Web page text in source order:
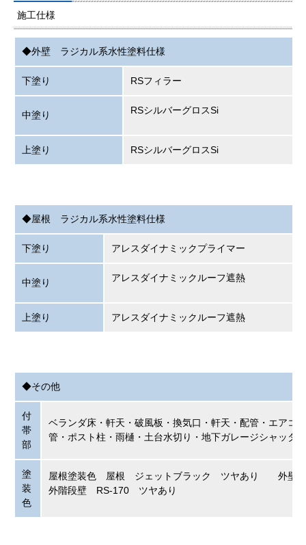
施工仕様
◆外壁 ラジカル系水性塗料仕様
下塗り RSフィラー
中塗り RSシルバーグロスSi
上塗り RSシルバーグロスSi
◆屋根 ラジカル系水性塗料仕様
下塗り アレスダイナミックプライマー
中塗り アレスダイナミックルーフ遮熱
上塗り アレスダイナミックルーフ遮熱
◆その他
付
帯
部
ベランダ床・軒天・破風板・換気口・軒天・配管・エアコ
管・ポスト柱・雨樋・土台水切り・地下ガレージシャッタ
塗
装
色
屋根塗装色 屋根 ジェットブラック ツヤあり 外
外階段壁 RS-170 ツヤあり